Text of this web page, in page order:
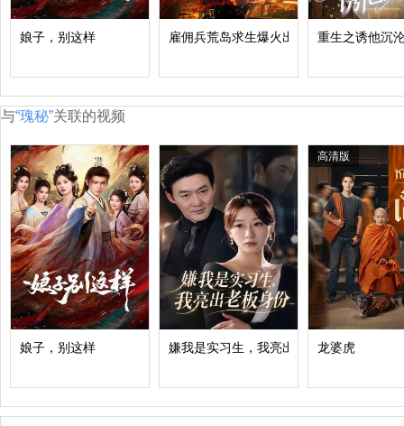
娘子，别这样 雇佣兵荒岛求生爆火出圈第二季重生之诱他沉
与“瑰秘”关联的视频
娘子，别这样 嫌我是实习生，我亮出老板身份
龙婆虎
高清版